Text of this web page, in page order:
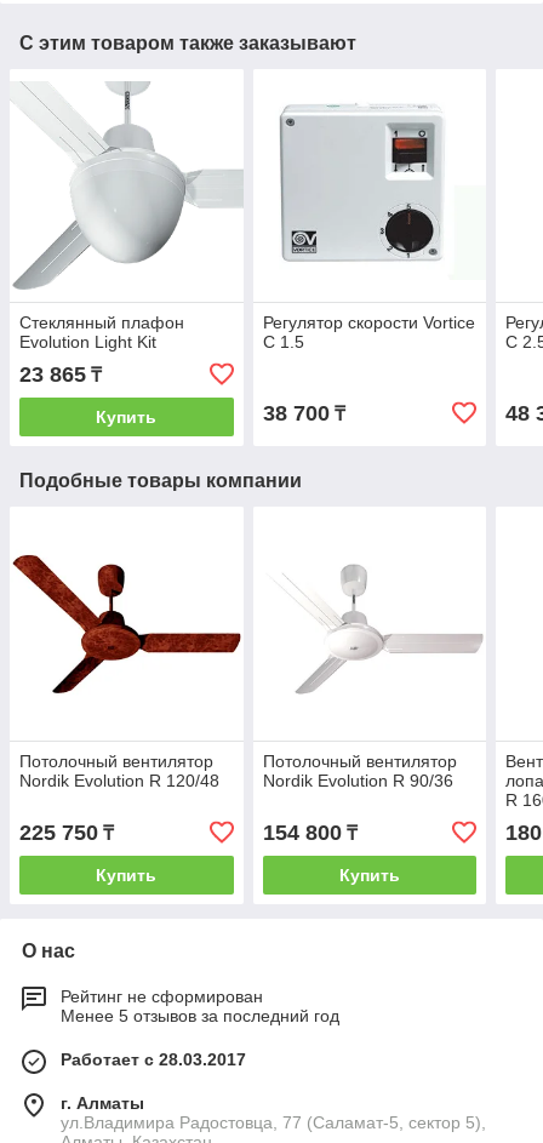
С этим товаром также заказывают
Стеклянный плафон
Evolution Light Kit
23 865 ₸
Купить
Регулятор скорости Vortice
C 1.5
38 700₸
C
48
Подобные товары компании
Потолочный вентилятор
Nordik Evolution R 120/48
225 750 ₸
Купить
Потолочный вентилятор
Nordik Evolution R 90/36
154 800₸
Купить
R
О нас
Рейтинг не сформирован
Менее 5 отзывов за последний год
Работает с 28.03.2017
г. Алматы
ул.Владимира Радостовца, 77 (Саламат-5, сектор 5),